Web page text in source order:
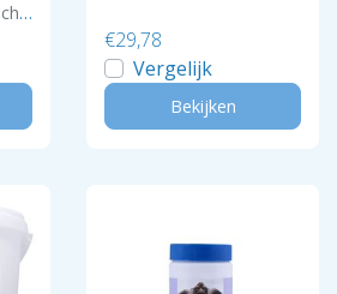
Productvarianten beschikbaar
€29,78
Vergelijk
Bekijken